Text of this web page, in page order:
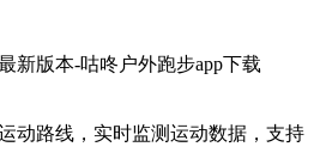
动路线，实时监测运动数据，支持